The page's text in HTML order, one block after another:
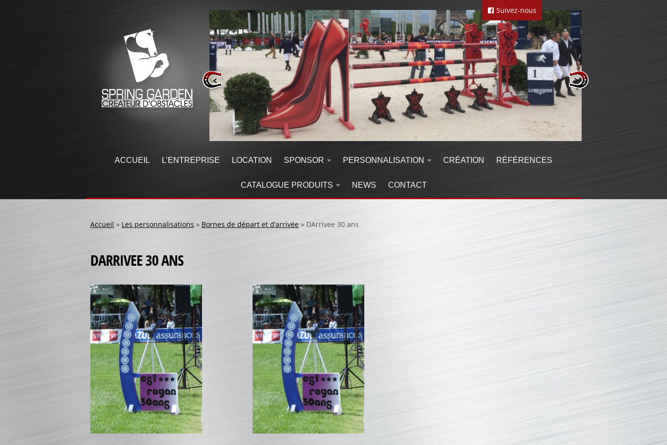
Suivez-nous
ACCUEIL L’ENTREPRISE LOCATION SPONSOR PERSONNALISATION CRÉATION RÉFÉRENCES
CATALOGUE PRODUITS NEWS CONTACT
Accueil » Les personnalisations » Bornes de départ et d’arrivée » DArrivee 30 ans
DARRIVEE 30 ANS